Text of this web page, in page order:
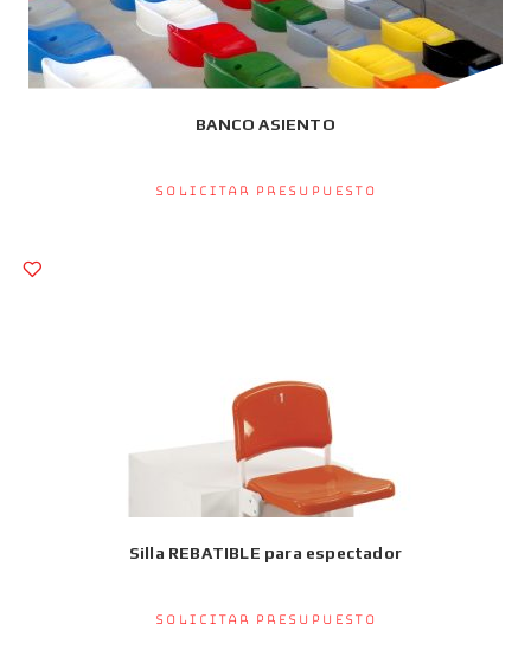
BANCO ASIENTO
Solicitar presupuesto
Silla REBATIBLE para espectador
Solicitar presupuesto